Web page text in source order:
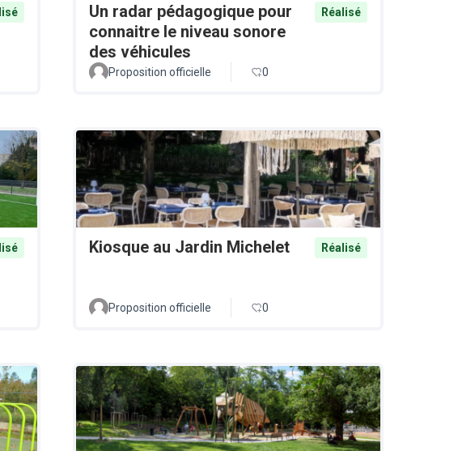
Un radar pédagogique pour
connaitre le niveau sonore
des véhicules
Réalisé
Proposition officielle 0
Kiosque au Jardin Michelet Réalisé
Proposition officielle 0